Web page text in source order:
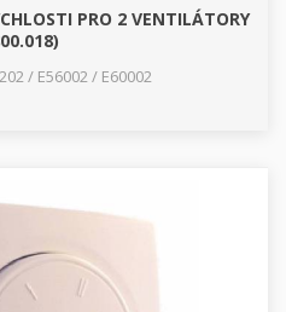
PRO 2 VENTILÁTORY
/ E56002 / E60002